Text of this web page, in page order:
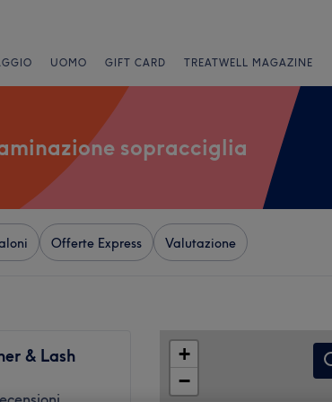
UOMO GIFT CARD TREATWELL MAGAZINE
sopracciglia
Offerte Express Valutazione
& Lash
+
−